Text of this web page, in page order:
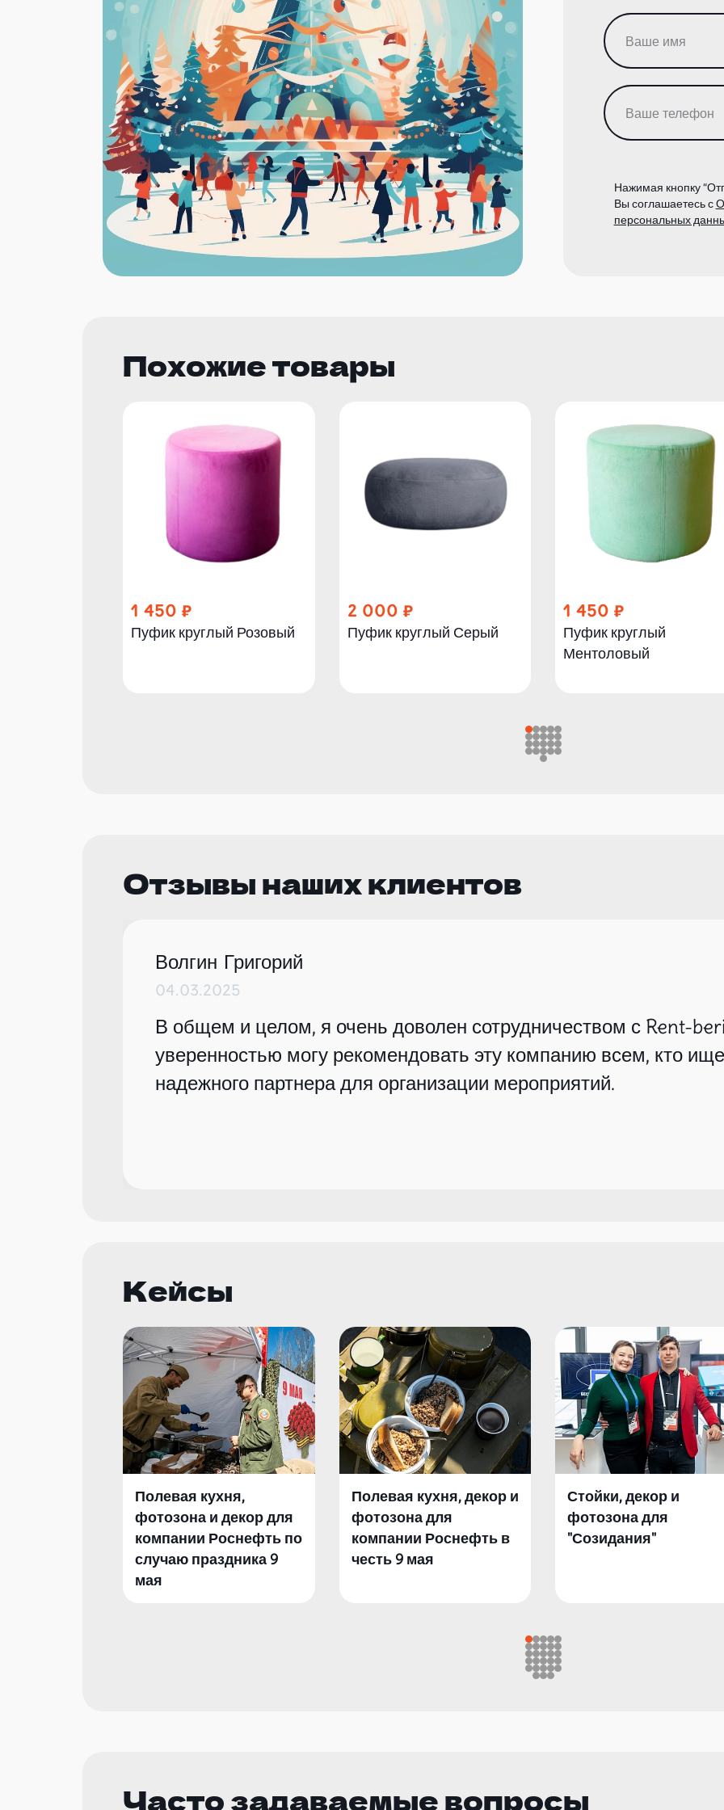
Нажимая кнопку
Вы соглашаетесь с
персональных
Похожие товары
1 450
Пуфик круглый Розовый
2 000
Пуфик круглый Серый
1 450
Пуфик круглый
Ментоловый
Отзывы наших клиентов
Волгин Григорий
04.03.2025
В общем и целом, я очень доволен сотрудничеством с Rent-
уверенностью могу рекомендовать эту компанию всем, кто
надежного партнера для организации мероприятий.
Кейсы
Полевая кухня,
фотозона и декор для
компании Роснефть по
случаю праздника 9
мая
Полевая кухня, декор и
фотозона для
компании Роснефть в
честь 9 мая
Стойки, декор и
фотозона для
"Созидания"
Часто задаваемые вопросы